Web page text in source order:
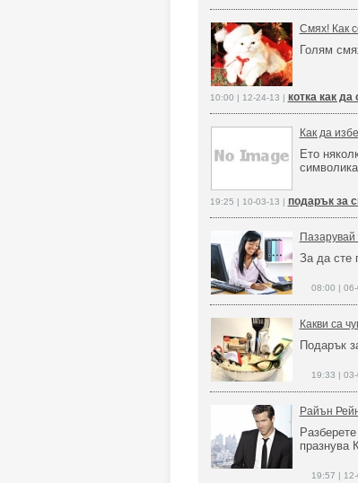
Смях! Как
Голям
10:00 | 12-24-13 | котка как да
Как да
Ето
19:25 | 10-03-13 | подарък за
За да сте
08:00 |
Какви са
Подарък
19:33 |
Райън
празнува
19:57 |